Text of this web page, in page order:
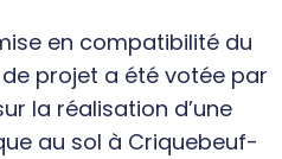
en compatibilité du
de projet a été votée par
la réalisation d’une
au sol à Criquebeuf-